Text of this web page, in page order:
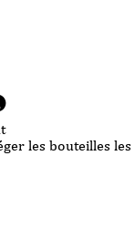
les bouteilles les